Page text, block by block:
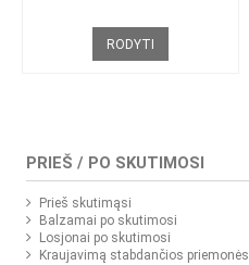
RODYTI
PRIEŠ / PO SKUTIMOSI
Prieš skutimąsi
Balzamai po skutimosi
Losjonai po skutimosi
Kraujavimą stabdančios priemonės